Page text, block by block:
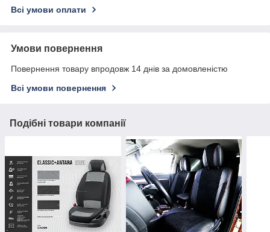
Всі умови оплати
Умови повернення
Повернення товару впродовж 14 днів за домовленістю
Всі умови повернення
Подібні товари компанії